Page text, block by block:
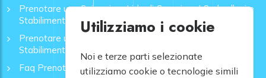
Prenotare una Spiaggia a Lido di Camaiore | Ombrelloni e
Stabilimenti - GoToMare
Prenotare una Spiaggia a Rapallo | Ombrelloni e
Stabilimenti - GoToMare
Faq Prenotazione Spiagge
Utilizziamo i cookie
Noi e terze parti selezionate
utilizziamo cookie o tecnologie simili